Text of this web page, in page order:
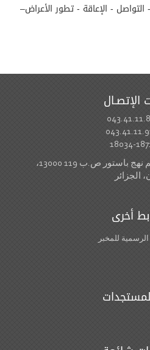
- الإعاقة - تطور الأعراض–
22، شارع أبي عياد عبد الكريم نهج باستور ص.ب 119 13000،
الجزائر
أخرى
للمخبر